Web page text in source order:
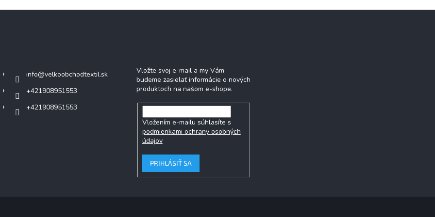
info@velkoobchodtextil.sk
+421908951553
+421908951553
Vložte svoj e-mail a my Vám
budeme zasielať informácie o nových
produktoch na našom e-shope.
Vložením e-mailu súhlasíte s
podmienkami ochrany osobných
údajov
PRIHLÁSIŤ SA